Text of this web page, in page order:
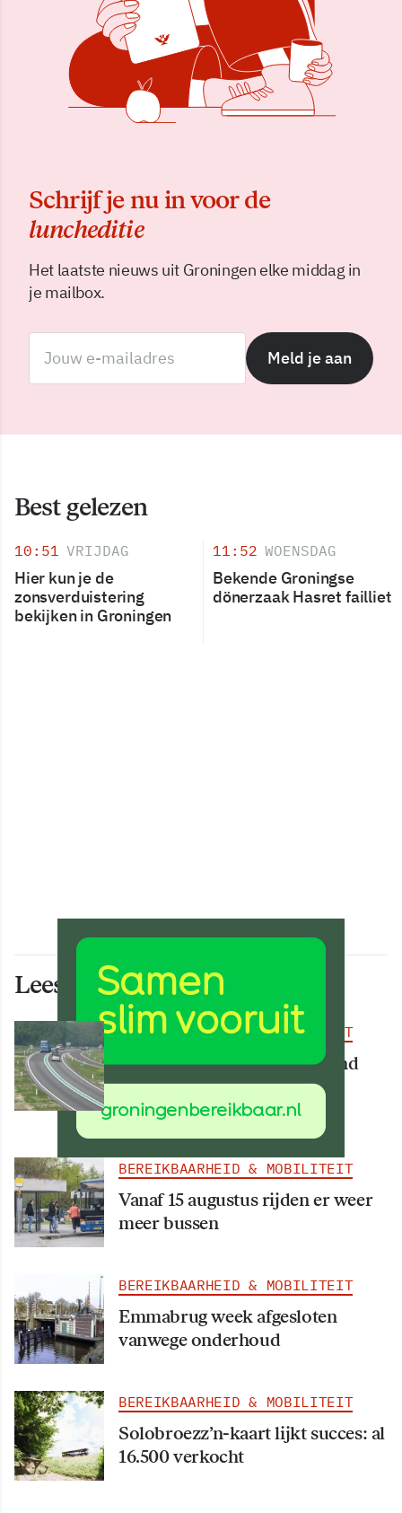
Schrijf je nu in voor de
luncheditie
Het laatste nieuws uit Groningen elke middag in
je mailbox.
Meld je aan
Best gelezen
10:51 VRIJDAG
Hier kun je de
zonsverduistering
bekijken in Groningen
11:52 WOENSDAG
Bekende Groningse
dönerzaak Hasret failliet
Lees ook deze artikelen
BEREIKBAARHEID & MOBILITEIT
Deel van N34 meer dan maand
afgesloten vanwege
werkzaamheden
BEREIKBAARHEID & MOBILITEIT
Vanaf 15 augustus rijden er weer
meer bussen
BEREIKBAARHEID & MOBILITEIT
Emmabrug week afgesloten
vanwege onderhoud
BEREIKBAARHEID & MOBILITEIT
Solobroezz’n-kaart lijkt succes: al
16.500 verkocht